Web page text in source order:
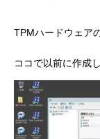
TPMハードウェア
ココで以前に作成